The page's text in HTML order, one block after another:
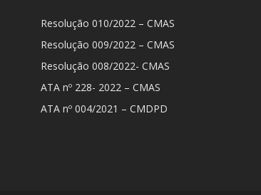
Resolução 010/2022 – CMAS
Resolução 009/2022 – CMAS
Resolução 008/2022- CMAS
ATA nº 228- 2022 – CMAS
ATA nº 004/2021 – CMDPD